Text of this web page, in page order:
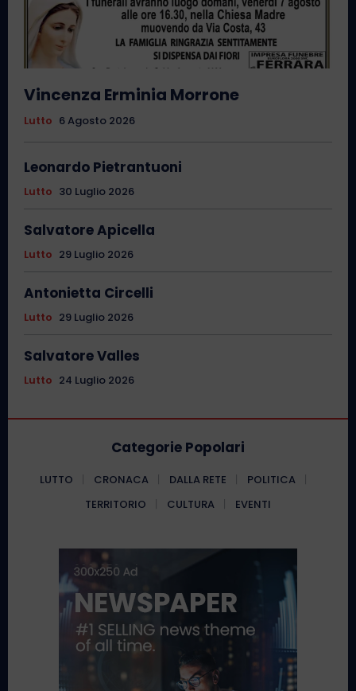
Vincenza Erminia Morrone
Lutto 6 Agosto 2026
Leonardo Pietrantuoni
Lutto 30 Luglio 2026
Salvatore Apicella
Lutto 29 Luglio 2026
Antonietta Circelli
Lutto 29 Luglio 2026
Salvatore Valles
Lutto 24 Luglio 2026
Categorie Popolari
LUTTO CRONACA DALLA RETE
POLITICA
TERRITORIO
CULTURA EVENTI